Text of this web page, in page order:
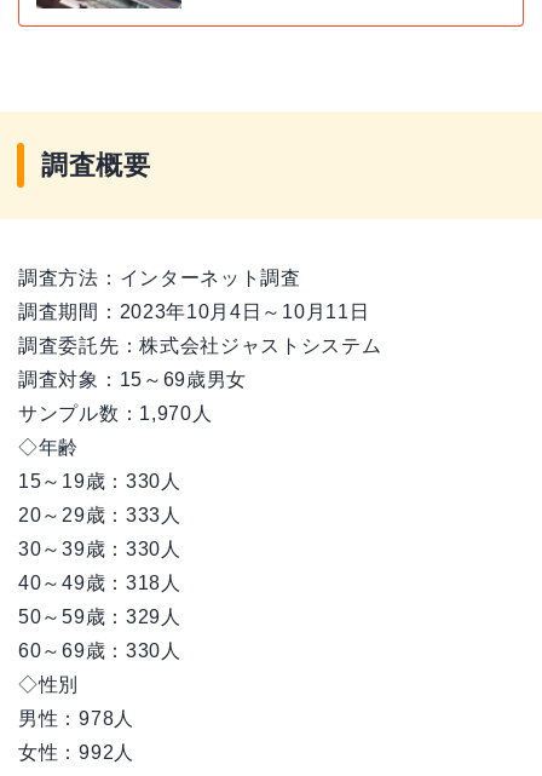
調査概要
調査方法：インターネット調査
調査期間：2023年10月4日～10月11日
調査委託先：株式会社ジャストシステム
調査対象：15～69歳男女
サンプル数：1,970人
◇年齢
15～19歳：330人
20～29歳：333人
30～39歳：330人
40～49歳：318人
50～59歳：329人
60～69歳：330人
◇性別
男性：978人
女性：992人